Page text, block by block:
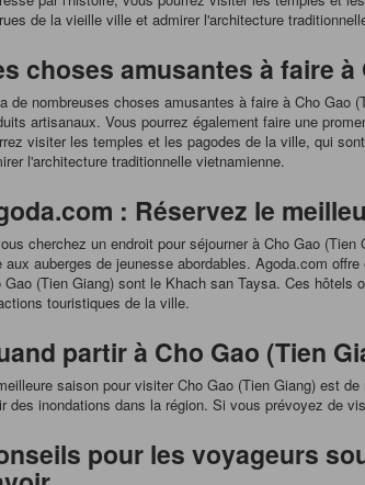
de la vieille ville et admirer l'architecture
choses amusantes à faire
de nombreuses choses amusantes à faire à Cho Gao
artisanaux. Vous pourrez également faire une
visiter les temples et les pagodes de la ville, qui
l'architecture traditionnelle vietnamienne.
: Réservez le
cherchez un endroit pour séjourner à Cho Gao
aux auberges de jeunesse abordables. Agoda.com
Gao (Tien Giang) sont le Khach san Taysa. Ces
touristiques de la ville.
partir à Cho Gao (Tien
saison pour visiter Cho Gao (Tien Giang) est
des inondations dans la région. Si vous prévoyez de
pour les voyageurs